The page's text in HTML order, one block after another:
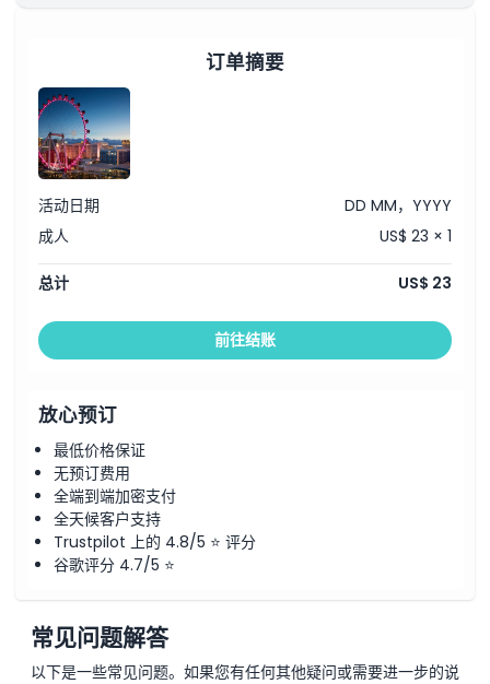
订单摘要
活动日期
DD MM，YYYY
成人
US$ 23 × 1
总计 US$ 23
前往结账
放心预订
最低价格保证
无预订费用
全端到端加密支付
全天候客户支持
Trustpilot 上的 4.8/5 ⭐ 评分
谷歌评分 4.7/5 ⭐
常见问题解答
以下是一些常见问题。如果您有任何其他疑问或需要进一步的说